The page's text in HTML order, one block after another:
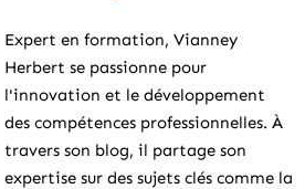
Expert en formation, Vianney
Herbert se passionne pour
l'innovation et le développement
des compétences professionnelles. À
travers son blog, il partage son
expertise sur des sujets clés comme la